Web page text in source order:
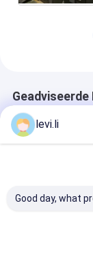
levi.li
Good day, what